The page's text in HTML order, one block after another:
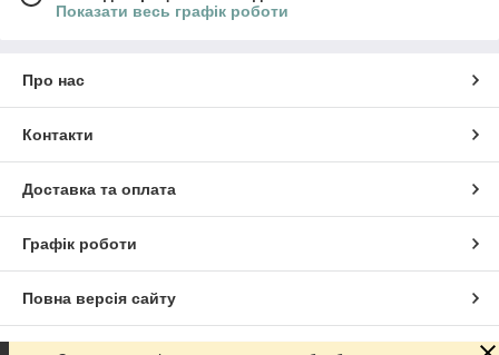
Показати весь графік роботи
Про нас
Контакти
Доставка та оплата
Графік роботи
Повна версія сайту